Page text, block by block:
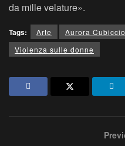
da mille velature».
Tags: Arte Aurora
Violenza sulle donne